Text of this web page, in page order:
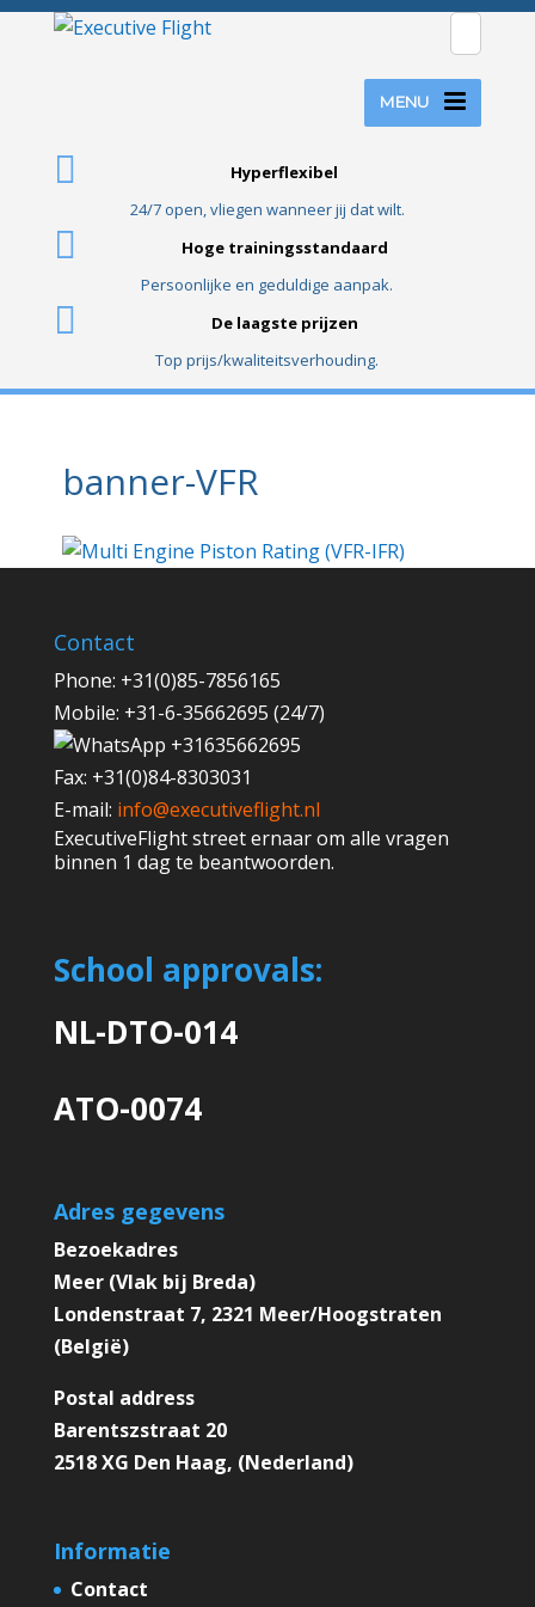
MENU
Hyperflexibel
24/7 open, vliegen wanneer jij dat wilt.
Hoge trainingsstandaard
Persoonlijke en geduldige aanpak.
De laagste prijzen
Top prijs/kwaliteitsverhouding.
banner-VFR
Contact
Phone: +31(0)85-7856165
Mobile: +31-6-35662695 (24/7)
+31635662695
Fax: +31(0)84-8303031
E-mail: info@executiveflight.nl
ExecutiveFlight street ernaar om alle vragen
binnen 1 dag te beantwoorden.
School approvals:
NL-DTO-014
ATO-0074
Adres gegevens
Bezoekadres
Meer (Vlak bij Breda)
Londenstraat 7, 2321 Meer/Hoogstraten
(België)
Postal address
Barentszstraat 20
2518 XG Den Haag, (Nederland)
Informatie
Contact